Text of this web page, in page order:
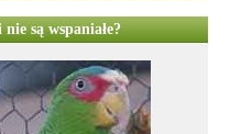
są wspaniałe?